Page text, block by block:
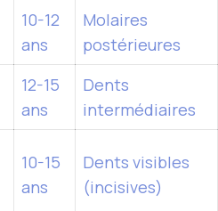
10-12
ans
Molaires
postérieures
12-15
ans
Dents
intermédiaires
10-15
ans
Dents visibles
(incisives)